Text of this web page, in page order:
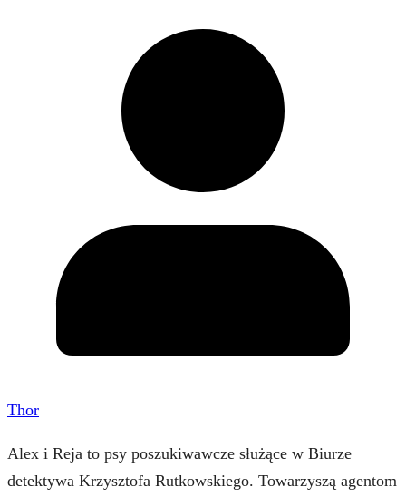
Thor
Alex i Reja to psy poszukiwawcze służące w Biurze
detektywa Krzysztofa Rutkowskiego. Towarzyszą agentom